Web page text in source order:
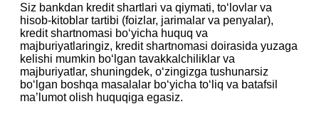
Siz bankdan kredit shartlari va qiymati, to‘lovlar va
hisob-kitoblar tartibi (foizlar, jarimalar va penyalar),
kredit shartnomasi bo‘yicha huquq va
majburiyatlaringiz, kredit shartnomasi doirasida yuzaga
kelishi mumkin bo‘lgan tavakkalchiliklar va
majburiyatlar, shuningdek, o‘zingizga tushunarsiz
bo‘lgan boshqa masalalar bo‘yicha to‘liq va batafsil
ma’lumot olish huquqiga egasiz.